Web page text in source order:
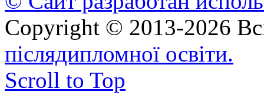
Copyright © 2013-2026
післядипломної освіти.
Scroll to Top